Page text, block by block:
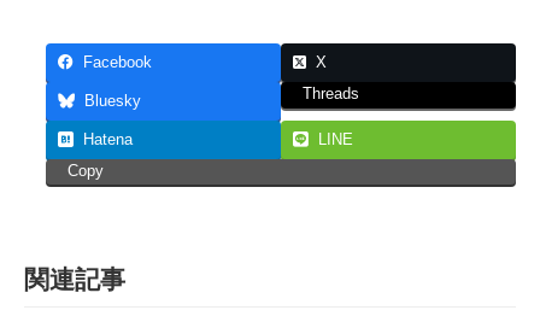
Facebook X
Bluesky Threads
Hatena
LINE
Copy
関連記事